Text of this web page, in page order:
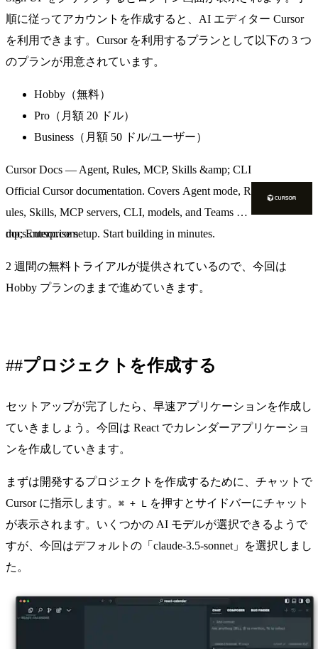
順に従ってアカウントを作成すると、AI エディター Cursor
を利用できます。Cursor を利用するプランとして以下の 3 つ
のプランが用意されています。
Hobby（無料）
Pro（月額 20 ドル）
Business（月額 50 ドル/ユーザー）
Cursor Docs — Agent, Rules, MCP, Skills &amp; CLI
Official Cursor documentation. Covers Agent mode, R
ules, Skills, MCP servers, CLI, models, and Teams &a
mp; Enterprise setup. Start building in minutes.
docs.cursor.com
2 週間の無料トライアルが提供されているので、今回は
Hobby プランのままで進めていきます。
プロジェクトを作成する
セットアップが完了したら、早速アプリケーションを作成し
ていきましょう。今回は React でカレンダーアプリケーショ
ンを作成していきます。
まずは開発するプロジェクトを作成するために、チャットで
Cursor に指示します。 ⌘ + L
を押すとサイドバーにチャット
が表示されます。いくつかの AI モデルが選択できるようで
すが、今回はデフォルトの「claude-3.5-sonnet」を選択しまし
た。